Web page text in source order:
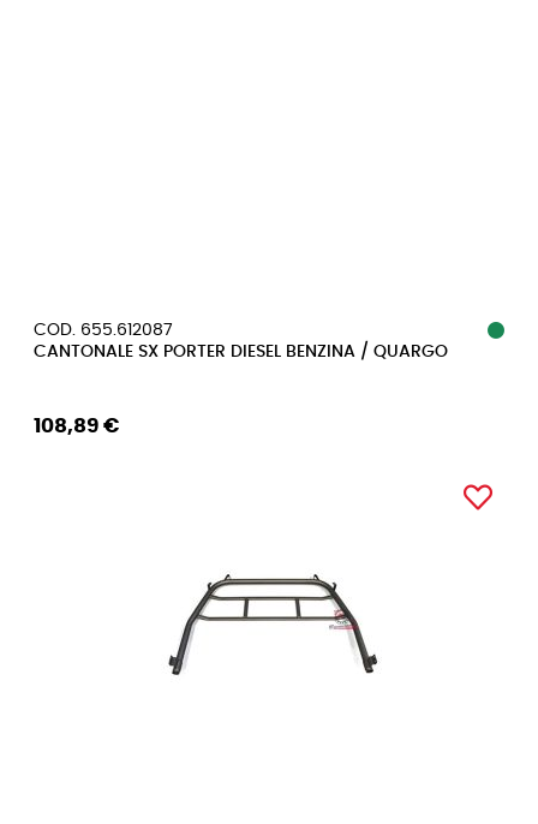
COD. 655.612087
CANTONALE SX PORTER DIESEL BENZINA / QUARGO
108,89 €